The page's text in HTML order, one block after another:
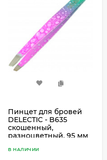
Пинцет для бровей
DELECTIC - B635
скошенный,
разноцветный, 95 мм
В НАЛИЧИИ